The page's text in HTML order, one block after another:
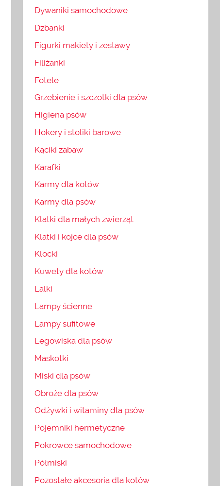
Dywaniki samochodowe
Dzbanki
Figurki makiety i zestawy
Filiżanki
Fotele
Grzebienie i szczotki dla psów
Higiena psów
Hokery i stoliki barowe
Kąciki zabaw
Karafki
Karmy dla kotów
Karmy dla psów
Klatki dla małych zwierząt
Klatki i kojce dla psów
Klocki
Kuwety dla kotów
Lalki
Lampy ścienne
Lampy sufitowe
Legowiska dla psów
Maskotki
Miski dla psów
Obroże dla psów
Odżywki i witaminy dla psów
Pojemniki hermetyczne
Pokrowce samochodowe
Półmiski
Pozostałe akcesoria dla kotów